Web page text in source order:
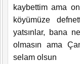
kaybettim ama
köyümüze
yatsınlar, bana
olmasın ama
selam olsun